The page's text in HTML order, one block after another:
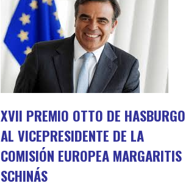
XVII PREMIO OTTO DE HASBURGO
AL VICEPRESIDENTE DE LA
COMISIÓN EUROPEA MARGARITIS
SCHINÁS